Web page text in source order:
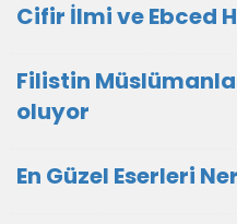
Cifir İlmi ve Ebced
Filistin
oluyor
En Güzel Eserleri